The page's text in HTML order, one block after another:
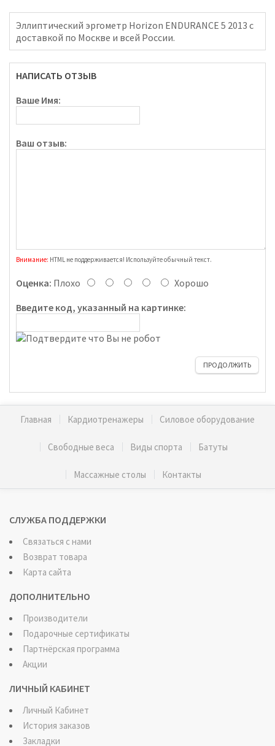
Эллиптический эргометр Horizon ENDURANCE 5 2013 с
доставкой по Москве и всей России.
НАПИСАТЬ ОТЗЫВ
Ваше Имя:
Ваш отзыв:
Внимание: HTML не поддерживается! Используйте обычный текст.
Оценка: Плохо
Хорошо
Введите код, указанный на картинке:
ПРОДОЛЖИТЬ
Главная Кардиотренажеры Силовое оборудование
Свободные веса Виды спорта Батуты
Массажные столы Контакты
СЛУЖБА ПОДДЕРЖКИ
Связаться с нами
Возврат товара
Карта сайта
ДОПОЛНИТЕЛЬНО
Производители
Подарочные сертификаты
Партнёрская программа
Акции
ЛИЧНЫЙ КАБИНЕТ
Личный Кабинет
История заказов
Закладки